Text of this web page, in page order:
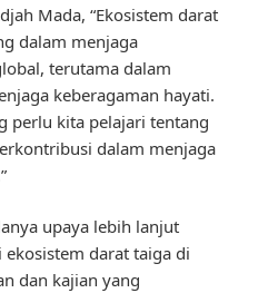
Mada, “Ekosistem darat
dalam menjaga
terutama dalam
keberagaman hayati.
perlu kita pelajari tentang
dalam menjaga
upaya lebih lanjut
darat taiga di
dan kajian yang